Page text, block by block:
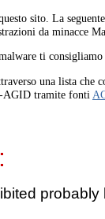
sito. La
da minacce
ti
una lista che
AGID tramite fonti